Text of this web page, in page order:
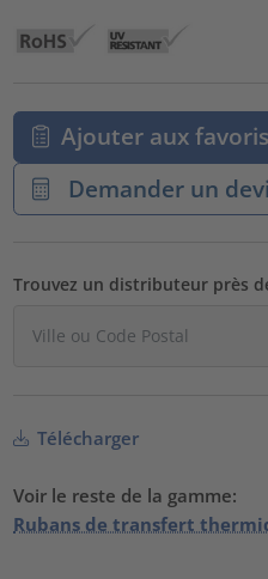
Ajouter aux favoris
Demander un
Trouvez un distributeur près
Télécharger
Voir le reste de la gamme:
Rubans de transfert